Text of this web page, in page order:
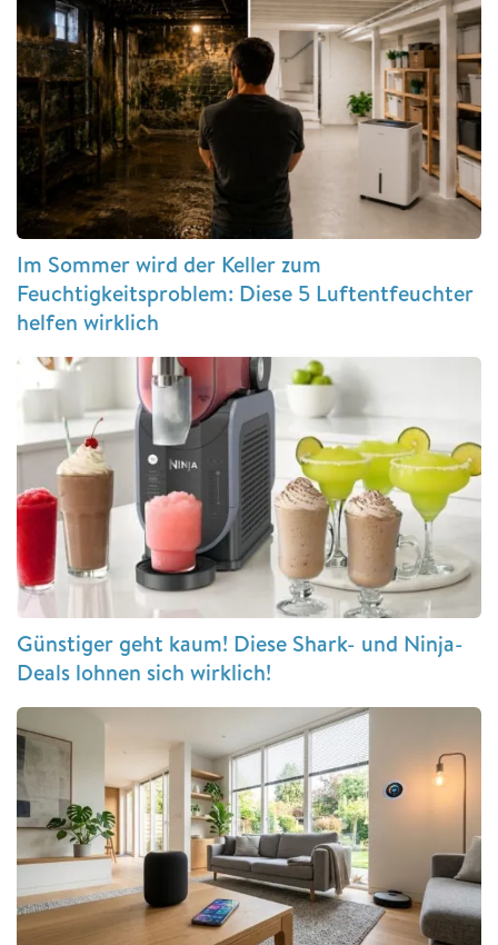
Im Sommer wird der Keller zum
Feuchtigkeitsproblem: Diese 5 Luftentfeuchter
helfen wirklich
Günstiger geht kaum! Diese Shark- und Ninja-
Deals lohnen sich wirklich!